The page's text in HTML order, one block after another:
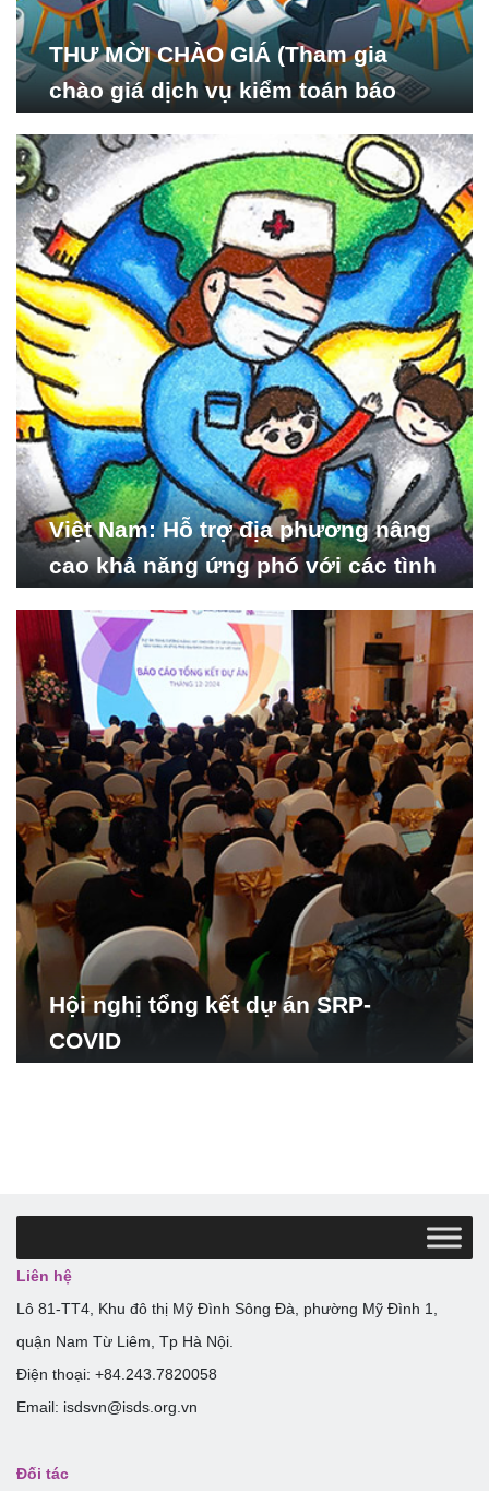
THƯ MỜI CHÀO GIÁ (Tham gia
chào giá dịch vụ kiểm toán báo
Nghiên cứu Phát triển Xã
hội_ISDS)
Việt Nam: Hỗ trợ địa phương nâng
cao khả năng ứng phó với các tình
Hội nghị tổng kết dự án SRP-
COVID
Liên hệ
Lô 81-TT4, Khu đô thị Mỹ Đình Sông Đà, phường Mỹ Đình 1,
quận Nam Từ Liêm, Tp Hà Nội.
Điện thoại: +84.243.7820058
Email: isdsvn@isds.org.vn
Đối tác